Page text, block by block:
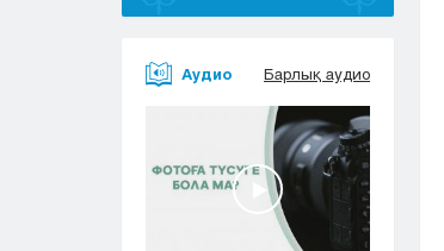
Аудио Барлық аудио